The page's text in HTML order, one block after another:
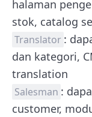
halaman
stok, catalog
Translator :
dan kategori,
translation
Salesman :
customer,